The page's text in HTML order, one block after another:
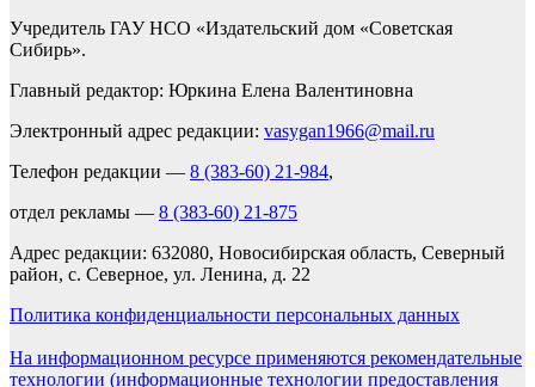
Учредитель ГАУ НСО «Издательский дом «Советская
Сибирь».
Главный редактор: Юркина Елена Валентиновна
Электронный адрес редакции: vasygan1966@mail.ru
Телефон редакции — 8 (383-60) 21-984,
отдел рекламы — 8 (383-60) 21-875
Адрес редакции: 632080, Новосибирская область, Северный
район, с. Северное, ул. Ленина, д. 22
Политика конфиденциальности персональных данных
На информационном ресурсе применяются рекомендательные
технологии (информационные технологии предоставления